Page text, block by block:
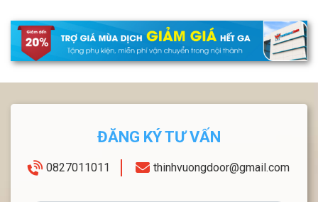
ĐĂNG KÝ TƯ VẤN
0827011011 thinhvuongdoor@gmail.com